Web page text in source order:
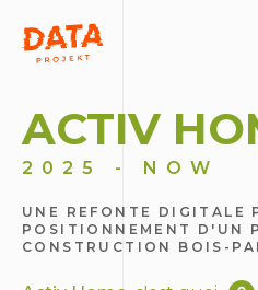
ACTIV
2025 - NOW
UNE REFONTE DIGITALE
POSITIONNEMENT D'UN
CONSTRUCTION BOIS-